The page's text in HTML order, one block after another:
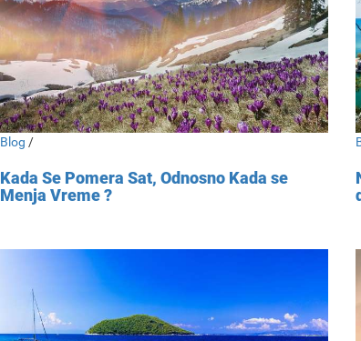
Blog /
Kada Se Pomera Sat, Odnosno Kada se
Menja Vreme ?